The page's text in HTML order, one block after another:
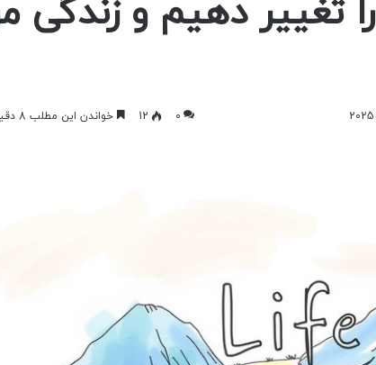
تغییر دهیم و زندگی
0
12 خواندن این مطلب 8 دقیقه زمان میبرد